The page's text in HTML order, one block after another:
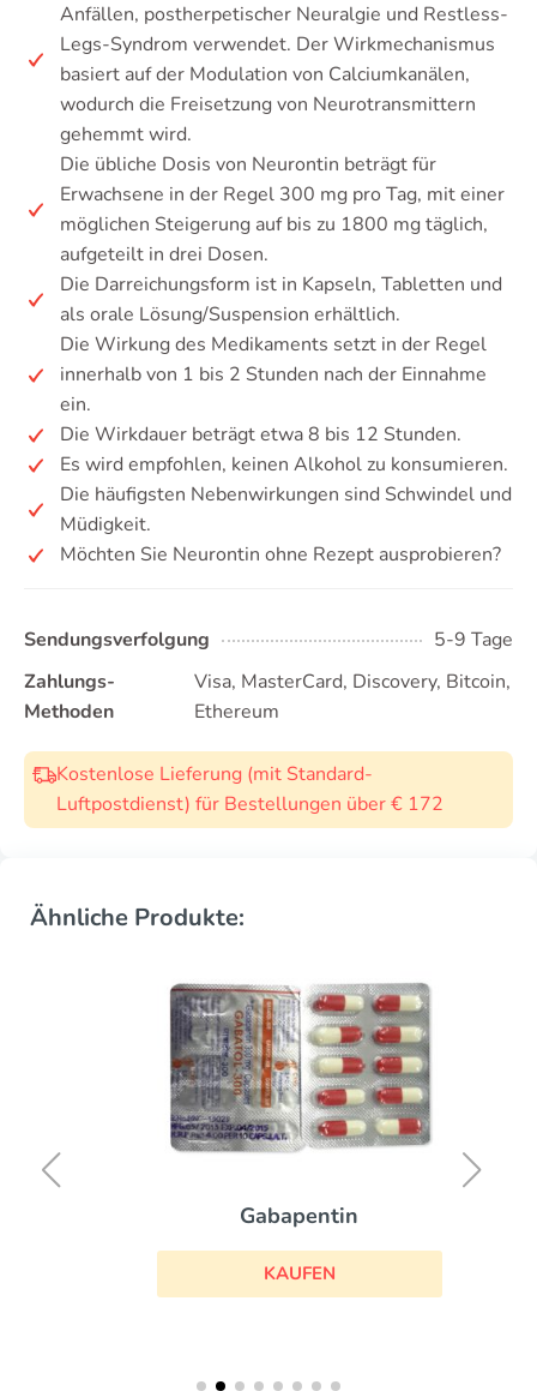
Anfällen, postherpetischer Neuralgie und Restless-
Legs-Syndrom verwendet. Der Wirkmechanismus
basiert auf der Modulation von Calciumkanälen,
wodurch die Freisetzung von Neurotransmittern
gehemmt wird.
Die übliche Dosis von Neurontin beträgt für
Erwachsene in der Regel 300 mg pro Tag, mit einer
möglichen Steigerung auf bis zu 1800 mg täglich,
aufgeteilt in drei Dosen.
Die Darreichungsform ist in Kapseln, Tabletten und
als orale Lösung/Suspension erhältlich.
Die Wirkung des Medikaments setzt in der Regel
innerhalb von 1 bis 2 Stunden nach der Einnahme
ein.
Die Wirkdauer beträgt etwa 8 bis 12 Stunden.
Es wird empfohlen, keinen Alkohol zu konsumieren.
Die häufigsten Nebenwirkungen sind Schwindel und
Müdigkeit.
Möchten Sie Neurontin ohne Rezept ausprobieren?
Sendungsverfolgung
5-9 Tage
Zahlungs-
Methoden
Visa, MasterCard, Discovery, Bitcoin,
Ethereum
Kostenlose Lieferung (mit Standard-
Luftpostdienst) für Bestellungen über € 172
Ähnliche Produkte:
Gabapentin
KAUFEN